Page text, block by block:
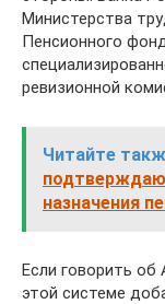
Министерства
Пенсионного
ревизионной
Читайте
назначения
Если говорить
этой системе